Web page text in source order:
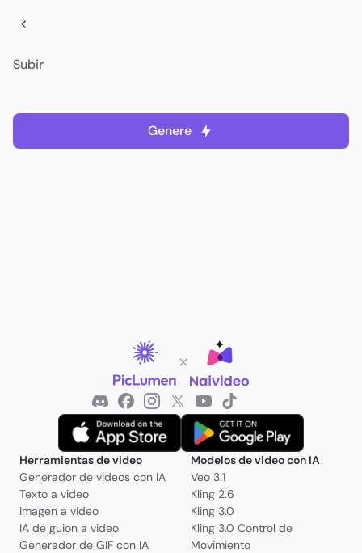
Subir
Genere
Herramientas de video
Generador de videos con IA
Texto a video
Imagen a video
IA de guion a video
Generador de GIF con IA
Modelos de video con IA
Veo 3.1
Kling 2.6
Kling 3.0
Kling 3.0 Control de
Movimiento